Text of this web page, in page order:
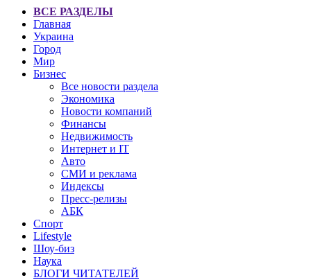
ВСЕ РАЗДЕЛЫ
Главная
Украина
Город
Мир
Бизнес
Все новости раздела
Экономика
Новости компаний
Финансы
Недвижимость
Интернет и IT
Авто
СМИ и реклама
Индексы
Пресс-релизы
АБК
Спорт
Lifestyle
Шоу-биз
Наука
БЛОГИ ЧИТАТЕЛЕЙ